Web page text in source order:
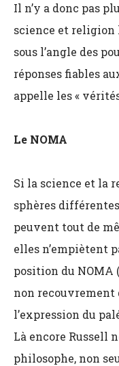
Il n’y a donc pas
science et religion
sous l’angle des
réponses fiables
appelle les «
Le NOMA
Si la science et la
sphères
peuvent tout de
elles n’empiètent
position du NOMA (
non recouvrement
l’expression du
Là encore Russell
philosophe, non